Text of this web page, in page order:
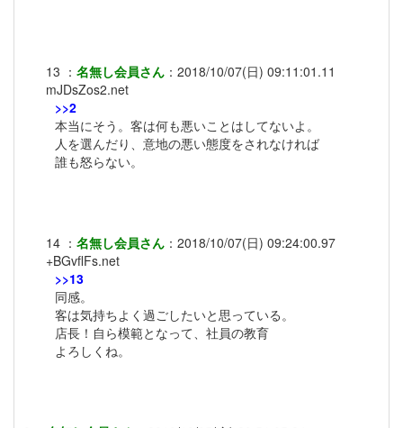
13 ： 名無し会員さん ： 2018/10/07(日) 09:11:01.11
mJDsZos2.net
>>2
本当にそう。客は何も悪いことはしてないよ。
人を選んだり、意地の悪い態度をされなければ
誰も怒らない。
14 ： 名無し会員さん ： 2018/10/07(日) 09:24:00.97
+BGvflFs.net
>>13
同感。
客は気持ちよく過ごしたいと思っている。
店長！自ら模範となって、社員の教育
よろしくね。